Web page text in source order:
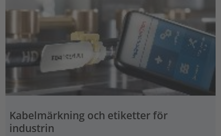
Kabelmärkning och etiketter för
industrin